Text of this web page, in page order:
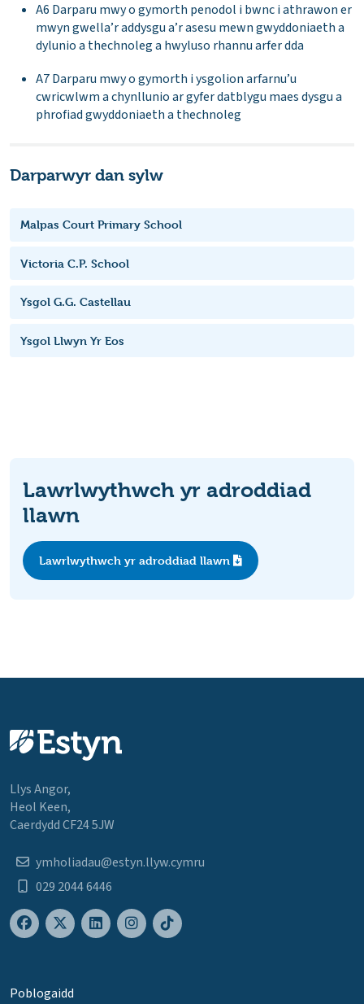
A6 Darparu mwy o gymorth penodol i bwnc i athrawon er
mwyn gwella’r addysgu a’r asesu mewn gwyddoniaeth a
dylunio a thechnoleg a hwyluso rhannu arfer dda
A7 Darparu mwy o gymorth i ysgolion arfarnu’u
cwricwlwm a chynllunio ar gyfer datblygu maes dysgu a
phrofiad gwyddoniaeth a thechnoleg
Darparwyr dan sylw
Malpas Court Primary School
Victoria C.P. School
Ysgol G.G. Castellau
Ysgol Llwyn Yr Eos
Lawrlwythwch yr adroddiad
llawn
Lawrlwythwch yr adroddiad llawn
Llys Angor,
Heol Keen,
Caerdydd CF24 5JW
ymholiadau@estyn.llyw.cymru
029 2044 6446
Poblogaidd